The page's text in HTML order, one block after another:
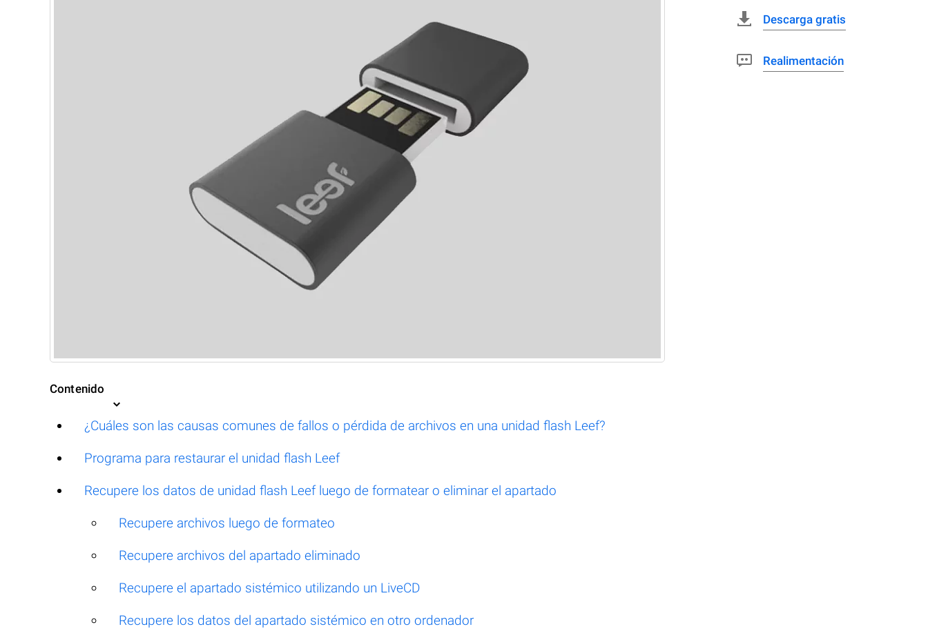
Contenido
¿Cuáles son las causas comunes de fallos o pérdida de archivos en una unidad flash Leef?
Programa para restaurar el unidad flash Leef
Recupere los datos de unidad flash Leef luego de formatear o eliminar el apartado
Recupere archivos luego de formateo
Recupere archivos del apartado eliminado
Recupere el apartado sistémico utilizando un LiveCD
Recupere los datos del apartado sistémico en otro ordenador
Descarga gratis
Realimentación